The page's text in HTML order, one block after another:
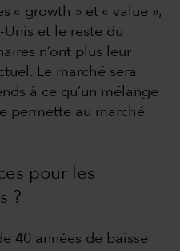
« growth » et « value »,
Unis et le reste du
n’ont plus leur
Le marché sera
à ce qu’un mélange
permette au marché
pour les
?
40 années de baisse